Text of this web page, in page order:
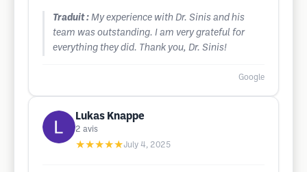
Traduit : My experience with Dr. Sinis and his
team was outstanding. I am very grateful for
everything they did. Thank you, Dr. Sinis!
Google
Lukas Knappe
2 avis
★★★★★July 4, 2025